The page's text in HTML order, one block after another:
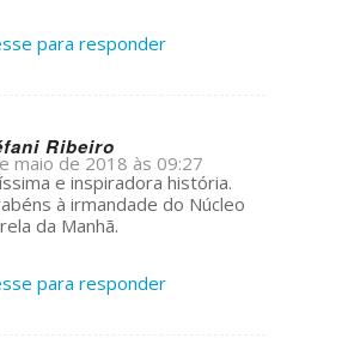
para responder
Ribeiro
maio de 2018 às 09:27
e inspiradora história.
à irmandade do Núcleo
da Manhã.
para responder